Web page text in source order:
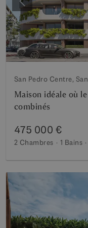
Précédent
San Pedro Centre,
Maison idéale où
combinés
475 000 €
2 Chambres 1 Bains